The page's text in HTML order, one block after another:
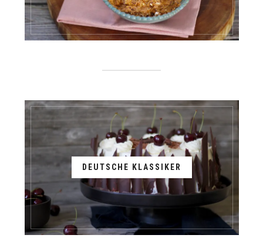
DEUTSCHE KLASSIKER